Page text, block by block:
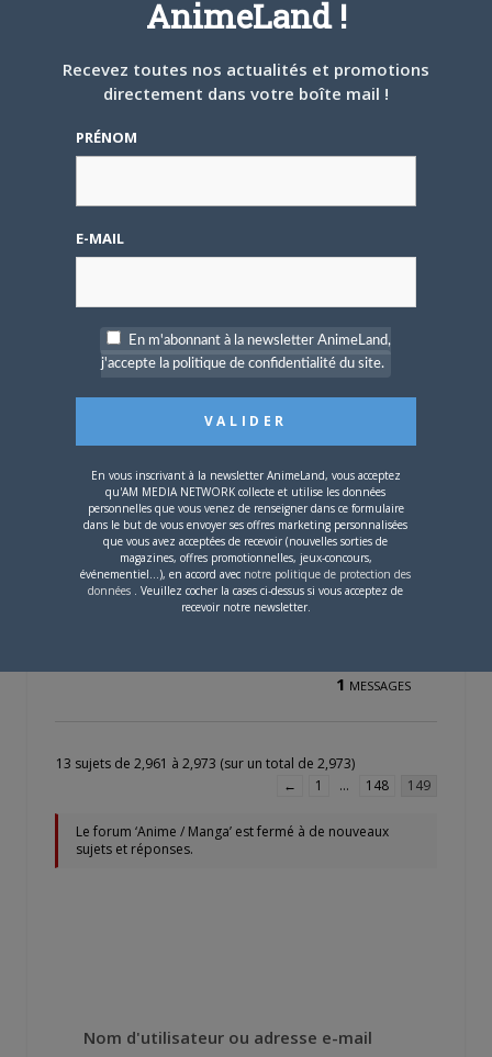
9
10MESSAGES
c pour quand high school
kimengumi?
Dernier message par
pingouin—il
3PARTICIPANTS
Aaahhh… le forum !
Dernier message par
iGREKKESS
il y a 25 ans et 2 mois
1MESSAGES
Life et Vitamine
Créé par
Anonyme
Dernier message par
Anonyme —
1 MESSAGES
13 sujets de 2,961 à 2,973 (sur un total de 2,973)
←
1 … 148 149
Le forum ‘Anime / Manga’ est fermé à de nouveaux
sujets et réponses.
Nom d'utilisateur ou adresse e-mail
AnimeLand !
Recevez toutes nos actualités et promotions
directement dans votre boîte mail !
PRÉNOM
E-MAIL
En m'abonnant à la newsletter AnimeLand,
j'accepte la politique de confidentialité du site.
En vous inscrivant à la newsletter AnimeLand, vous acceptez
qu'AM MEDIA NETWORK collecte et utilise les données
personnelles que vous venez de renseigner dans ce formulaire
dans le but de vous envoyer ses offres marketing personnalisées
que vous avez acceptées de recevoir (nouvelles sorties de
magazines, offres promotionnelles, jeux-concours,
événementiel...), en accord avec notre politique de protection des
données . Veuillez cocher la cases ci-dessus si vous acceptez de
recevoir notre newsletter.